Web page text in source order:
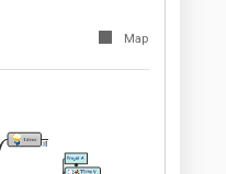
Map